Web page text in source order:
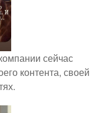
сейчас
контента, своей